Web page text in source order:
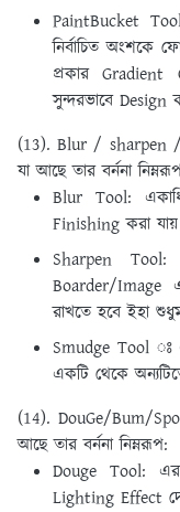
PaintBucket
নির্বাচিত অংশকে
প্রকার
সুন্দরভাবে Design
(13). Blur / sharpen
যা আছে তার বর্ননা
Blur Tool:
Finishing করা
Sharpen
Boarder/Image
রাখতে হবে ইহা
Smudge Tool ঃ
একটি থেকে
(14). DouGe/Bum/
আছে তার বর্ননা নিম্নরূপ:
Douge Tool:
Lighting Effect